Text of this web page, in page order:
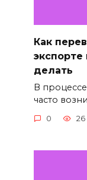
Как
экспорте
делать
В
часто
0 26